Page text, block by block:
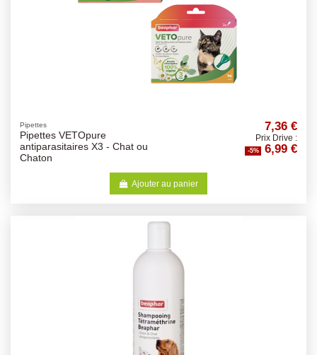
Pipettes
Pipettes VETOpure
antiparasitaires X3 - Chat ou
Chaton
7,36 €
Prix Drive :
-5% 6,99 €
Ajouter au panier